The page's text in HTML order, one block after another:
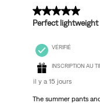
5 sur 5 étoiles.
Perfect
VÉRIFIÉ
INSCRIPTION AU
il y a 15 jours
The summer pants